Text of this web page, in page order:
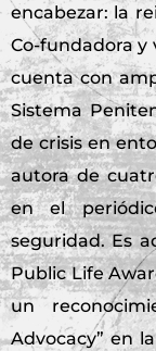
encabezar: la
Co-fundadora y
cuenta con
Sistema
de crisis en
autora de
en el
seguridad. Es
Public Life
un
Advocacy” en